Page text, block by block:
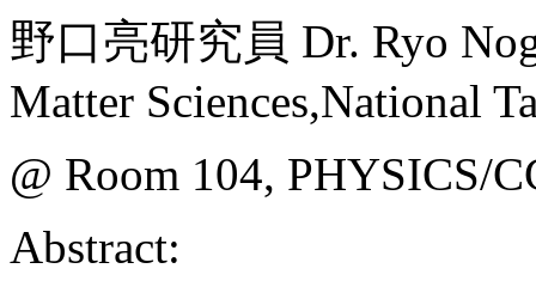
野口亮研究員 Dr. Ryo
Matter Sciences,National
@ Room 104, PHYSICS/
Abstract: